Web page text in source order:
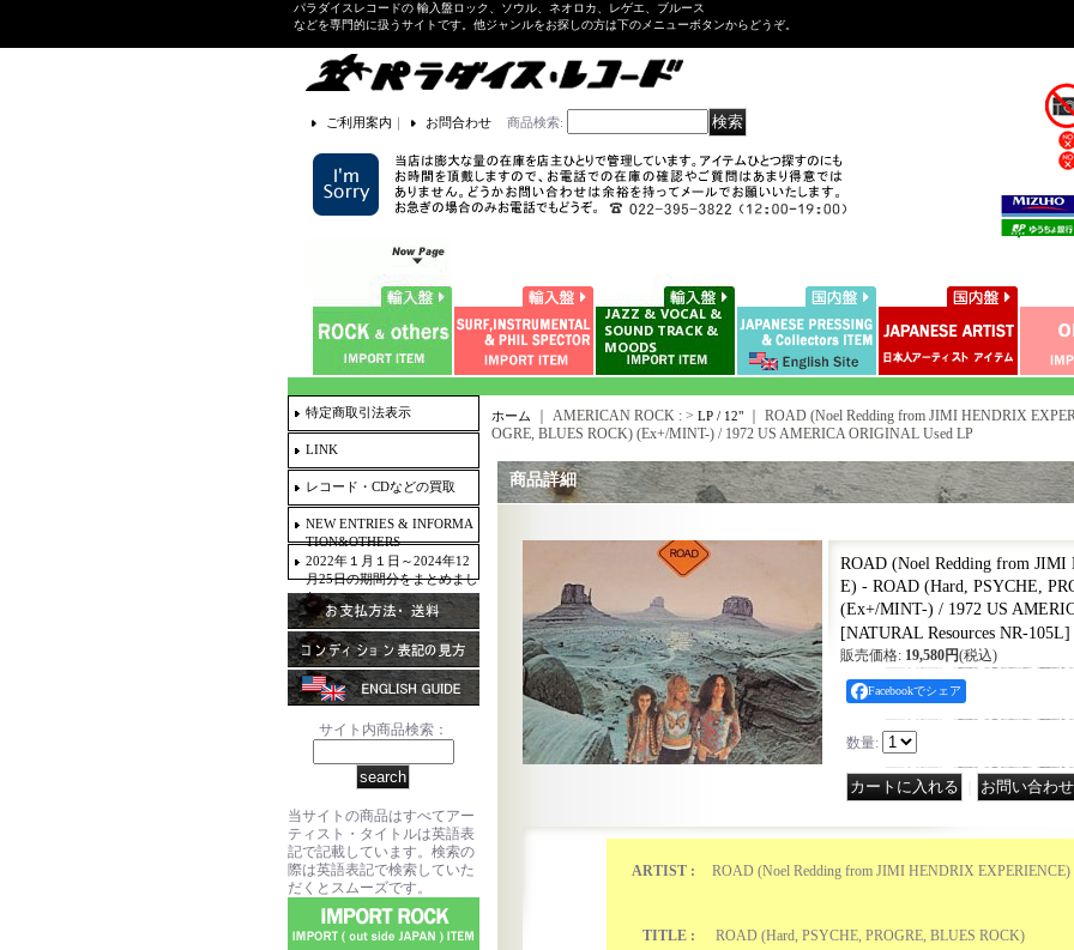
パラダイスレコードの 輸入盤ロック、ソウル、ネオロカ、レゲエ、ブルース
などを専門的に扱うサイトです。他ジャンルをお探しの方は下のメニューボタンからどうぞ。
ご利用案内 ｜ お問合わせ 商品検索:
特定商取引法表示
LINK
レコード・CDなどの買取
NEW ENTRIES & INFORMA
TION&OTHERS
2022年１月１日～2024年12
月25日の期間分をまとめまし
た。
サイト内商品検索：
当サイトの商品はすべてアー
ティスト・タイトルは英語表
記で記載しています。検索の
際は英語表記で検索していた
だくとスムーズです。
ホーム ｜ AMERICAN ROCK : > LP / 12"｜ ROAD (Noel Redding from JIMI HENDRIX
OGRE, BLUES ROCK) (Ex+/MINT-) / 1972 US AMERICA ORIGINAL Used LP
商品詳細
ROAD (Noel Redding from
E) - ROAD (Hard, PSYCHE,
(Ex+/MINT-) / 1972 US
[NATURAL Resources NR-105L]
販売価格: 19,580円(税込)
Facebookでシェア
数量:
ARTIST : ROAD (Noel Redding from JIMI HENDRIX EXPERIENCE)
TITLE : ROAD (Hard, PSYCHE, PROGRE, BLUES ROCK)